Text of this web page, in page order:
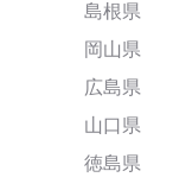
島根県
岡山県
広島県
山口県
徳島県